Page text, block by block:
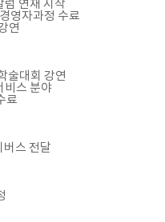
럼 연재 시작
영자과정 수료
연
술대회 강연
비스 분야
료
스 전달